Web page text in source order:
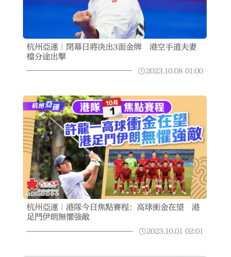
杭州亞運｜閉幕日將決出3面金牌 港空手道夫妻
檔分途出擊
2023.10.08 01:00
杭州亞運｜港隊今日焦點賽程：高球衝金在望 港
足鬥伊朗無懼強敵
2023.10.01 02:01